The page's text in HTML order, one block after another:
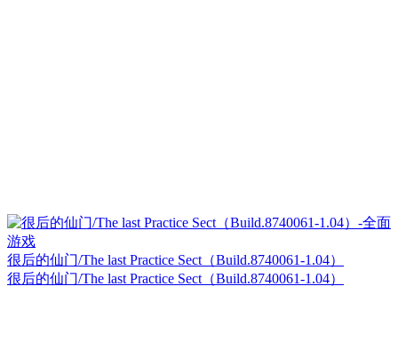
很后的仙门/The last Practice Sect（Build.8740061-1.04）
很后的仙门/The last Practice Sect（Build.8740061-1.04）